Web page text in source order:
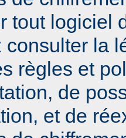
tout logiciel
consulter la
règles et
de
et de